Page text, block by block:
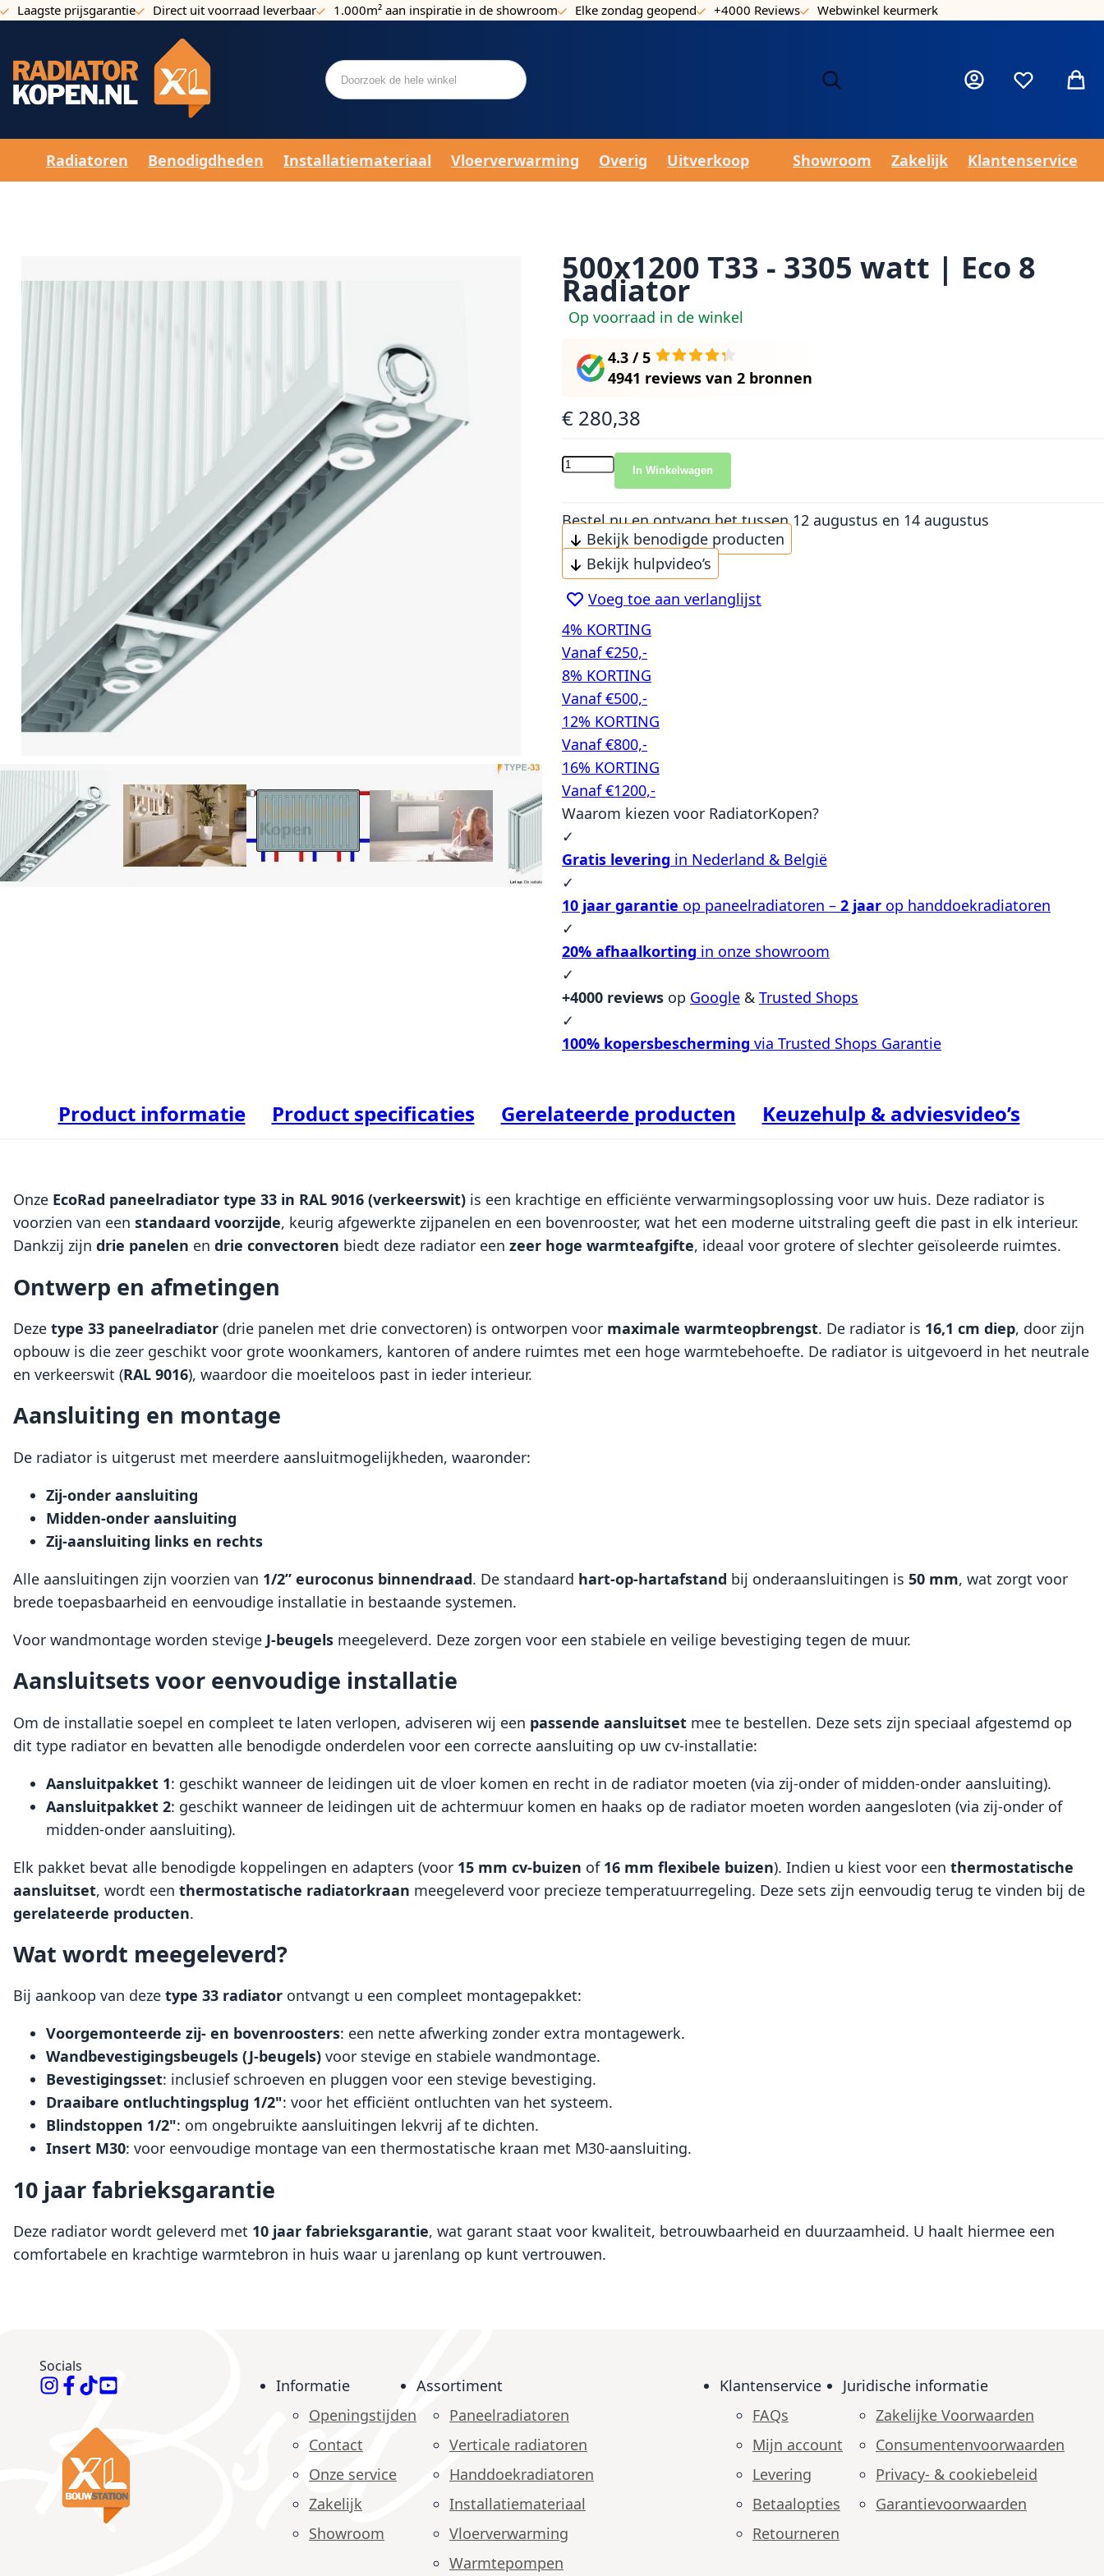
Ga naar de inhoud
Laagste prijsgarantie Direct uit voorraad leverbaar 1.000m² aan inspiratie in de showroom Elke zondag geopend +4000 Reviews Webwinkel keurmerk
Mijn accountVerlanglijst
Radiatoren Benodigdheden Installatiemateriaal Vloerverwarming Overig Uitverkoop Showroom Zakelijk Klantenservice
500x1200 T33 - 3305 watt | Eco 8
Radiator
Op voorraad in de winkel
4.3 / 5
4941 reviews van 2 bronnen
€ 280,38
In Winkelwagen
Bestel nu en ontvang het tussen 12 augustus en 14 augustus
Bekijk benodigde producten
Bekijk hulpvideo’s
Voeg toe aan verlanglijst
4% KORTING
Vanaf €250,-
8% KORTING
Vanaf €500,-
12% KORTING
Vanaf €800,-
16% KORTING
Vanaf €1200,-
Waarom kiezen voor RadiatorKopen?
✓
Gratis levering in Nederland & België
✓
10 jaar garantie op paneelradiatoren – 2 jaar op handdoekradiatoren
✓
20% afhaalkorting in onze showroom
✓
+4000 reviews op Google & Trusted Shops
✓
100% kopersbescherming via Trusted Shops Garantie
Product informatie
Onze EcoRad paneelradiator type 33 in RAL 9016 (verkeerswit) is een krachtige en efficiënte verwarmingsoplossing voor uw huis. Deze radiator is
voorzien van een standaard voorzijde, keurig afgewerkte zijpanelen en een bovenrooster, wat het een moderne uitstraling geeft die past in elk interieur.
Dankzij zijn drie panelen en drie convectoren biedt deze radiator een zeer hoge warmteafgifte, ideaal voor grotere of slechter geïsoleerde ruimtes.
Ontwerp en afmetingen
Deze type 33 paneelradiator (drie panelen met drie convectoren) is ontworpen voor maximale warmteopbrengst. De radiator is 16,1 cm diep, door zijn
opbouw is die zeer geschikt voor grote woonkamers, kantoren of andere ruimtes met een hoge warmtebehoefte. De radiator is uitgevoerd in het neutrale
en verkeerswit (RAL 9016), waardoor die moeiteloos past in ieder interieur.
Aansluiting en montage
De radiator is uitgerust met meerdere aansluitmogelijkheden, waaronder:
Zij-onder aansluiting
Midden-onder aansluiting
Zij-aansluiting links en rechts
Alle aansluitingen zijn voorzien van 1/2” euroconus binnendraad. De standaard hart-op-hartafstand bij onderaansluitingen is 50 mm, wat zorgt voor
brede toepasbaarheid en eenvoudige installatie in bestaande systemen.
Voor wandmontage worden stevige J-beugels meegeleverd. Deze zorgen voor een stabiele en veilige bevestiging tegen de muur.
Aansluitsets voor eenvoudige installatie
Om de installatie soepel en compleet te laten verlopen, adviseren wij een passende aansluitset mee te bestellen. Deze sets zijn speciaal afgestemd op
dit type radiator en bevatten alle benodigde onderdelen voor een correcte aansluiting op uw cv-installatie:
Aansluitpakket 1: geschikt wanneer de leidingen uit de vloer komen en recht in de radiator moeten (via zij-onder of midden-onder aansluiting).
Aansluitpakket 2: geschikt wanneer de leidingen uit de achtermuur komen en haaks op de radiator moeten worden aangesloten (via zij-onder of
midden-onder aansluiting).
Elk pakket bevat alle benodigde koppelingen en adapters (voor 15 mm cv-buizen of 16 mm flexibele buizen). Indien u kiest voor een thermostatische
aansluitset, wordt een thermostatische radiatorkraan meegeleverd voor precieze temperatuurregeling. Deze sets zijn eenvoudig terug te vinden bij de
gerelateerde producten.
Wat wordt meegeleverd?
Bij aankoop van deze type 33 radiator ontvangt u een compleet montagepakket:
Voorgemonteerde zij- en bovenroosters: een nette afwerking zonder extra montagewerk.
Wandbevestigingsbeugels (J-beugels) voor stevige en stabiele wandmontage.
Bevestigingsset: inclusief schroeven en pluggen voor een stevige bevestiging.
Draaibare ontluchtingsplug 1/2": voor het efficiënt ontluchten van het systeem.
Blindstoppen 1/2": om ongebruikte aansluitingen lekvrij af te dichten.
Insert M30: voor eenvoudige montage van een thermostatische kraan met M30-aansluiting.
10 jaar fabrieksgarantie
Deze radiator wordt geleverd met 10 jaar fabrieksgarantie, wat garant staat voor kwaliteit, betrouwbaarheid en duurzaamheid. U haalt hiermee een
comfortabele en krachtige warmtebron in huis waar u jarenlang op kunt vertrouwen.
Product specificaties Gerelateerde producten Keuzehulp & adviesvideo’s
Socials
Informatie
Openingstijden
Contact
Onze service
Zakelijk
Showroom
Assortiment
Paneelradiatoren
Verticale radiatoren
Handdoekradiatoren
Installatiemateriaal
Vloerverwarming
Warmtepompen
Klantenservice
FAQs
Mijn account
Levering
Betaalopties
Retourneren
Juridische informatie
Zakelijke Voorwaarden
Consumenten­voorwaarden
Privacy- & cookiebeleid
Garantie­voorwaarden